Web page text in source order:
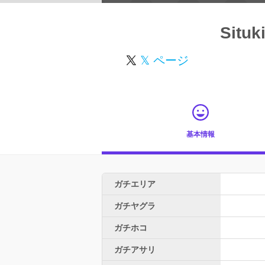
𝕏 ページ
基本情報
ガチエリア
ガチヤグラ
ガチホコ
ガチアサリ